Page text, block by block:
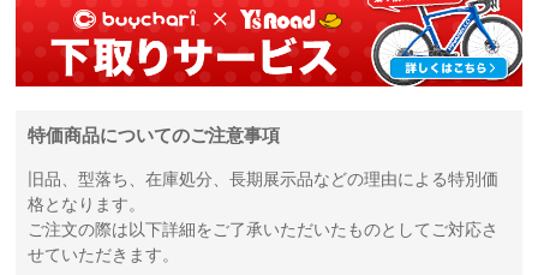
特価商品についてのご注意事項
旧品、型落ち、在庫処分、長期展示品などの理由による特別価
格となります。
ご注文の際は以下詳細をご了承いただいたものとしてご対応さ
せていただきます。